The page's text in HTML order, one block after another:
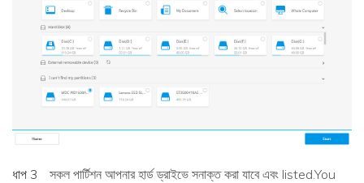
ধাপ 3
সকল পার্টিশন আপনার হার্ড ড্রাইভে সনাক্ত করা যাবে এবং listed.You